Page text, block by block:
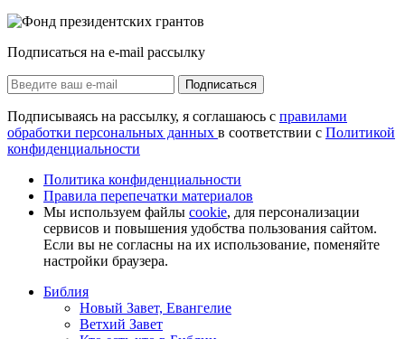
Подписаться на e-mail рассылку
Подписаться
Подписываясь на рассылку, я соглашаюсь с правилами
обработки персональных данных в соответствии с Политикой
конфиденциальности
Политика конфиденциальности
Правила перепечатки материалов
Мы используем файлы cookie, для персонализации
сервисов и повышения удобства пользования сайтом.
Если вы не согласны на их использование, поменяйте
настройки браузера.
Библия
Новый Завет, Евангелие
Ветхий Завет